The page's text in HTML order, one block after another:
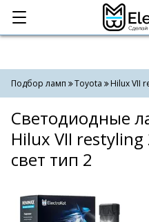
Категории
Подбор ламп Toyota Hilux VII
Светодиодные
Hilux VII
свет тип 2